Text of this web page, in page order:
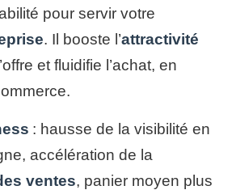
pour servir votre
. Il booste l’attractivité
et fluidifie l’achat, en
: hausse de la visibilité en
accélération de la
ventes, panier moyen plus